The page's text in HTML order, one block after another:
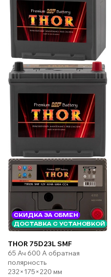
СКИДКА ЗА ОБМЕН
ДОСТАВКА С УСТАНОВКОЙ
THOR 75D23L SMF
65 Ач 600 А обратная
полярность
232×175×220 мм